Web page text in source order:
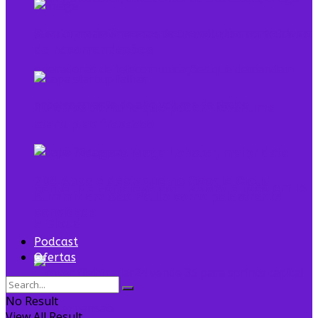
Tecto inaugura Mega Lobster, maior data
Podcast
Ofertas
No Result